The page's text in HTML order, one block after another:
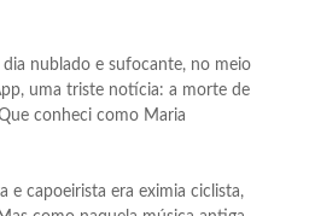
dia nublado e sufocante, no meio
uma triste notícia: a morte de
conheci como Maria
e capoeirista era eximia ciclista,